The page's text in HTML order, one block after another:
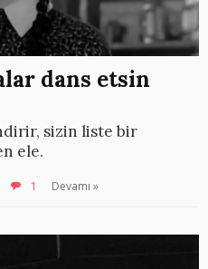
dans etsin
sizin liste bir
ele.
1 Devamı »